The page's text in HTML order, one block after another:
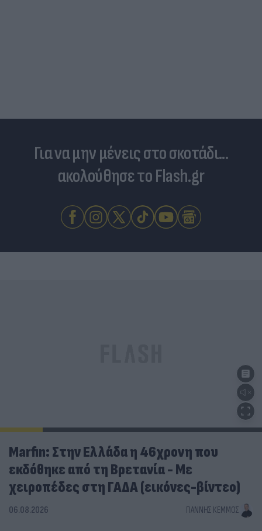
Για να μην μένεις στο σκοτάδι...
ακολούθησε το Flash.gr
Marfin: Στην Ελλάδα η 46χρονη που
εκδόθηκε από τη Βρετανία - Με
χειροπέδες στη ΓΑΔΑ (εικόνες-βίντεο)
06.08.2026 ΓΙΆΝΝΗΣ ΚΈΜΜΟΣ